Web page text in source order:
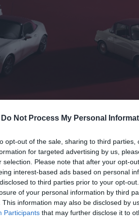
Do Not Process My Personal
opt-out of the sale, sharing to third
for targeted advertising by us,
selection. Please note that after your opt-
interest-based ads based on personal
to third parties prior to your opt-
of your personal information by third
This information may also be disclosed by
Participants that may further disclose it to
minden
ki Japánban
mazda
hangulatban vágtak neki az